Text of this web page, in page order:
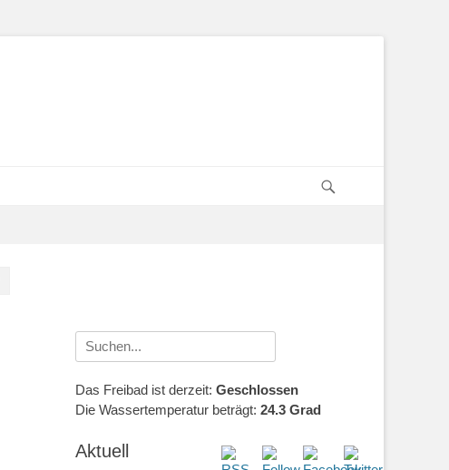
Suche
nach:
Das Freibad ist derzeit: Geschlossen
Die Wassertemperatur beträgt: 24.3 Grad
Aktuell